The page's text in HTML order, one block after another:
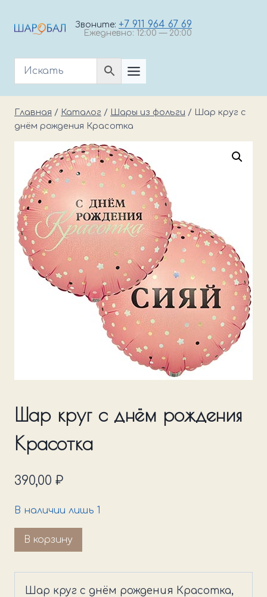
Звоните: +7 911 964 67 69
Ежедневно: 12:00 — 20:00
Главная / Каталог / Шары из фольги /
Шар круг с
днём рождения Красотка
Шар круг с днём рождения
Красотка
390,00 ₽
В наличии лишь 1
Количество
товара
круг
В корзину
Шар круг с днём рождения Красотка,